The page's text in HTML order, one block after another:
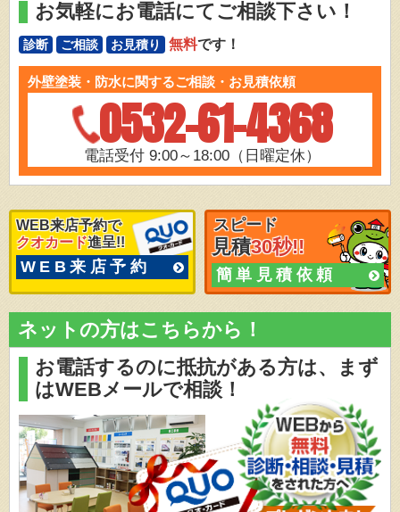
お気軽にお電話にてご相談下さい！
診断 ご相談 お見積り 無料です！
外壁塗装・防水に関するご相談・お見積依頼
0532-61-4368
電話受付 9:00～18:00（日曜定休）
WEB来店予約で
クオカード進呈!!
WEB来店予約
スピード
見積30秒!!
簡単見積依頼
ネットの方はこちらから！
お電話するのに抵抗がある方は、
まず
はWEBメールで相談！